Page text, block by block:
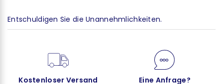
Entschuldigen Sie die Unannehmlichkeiten.
Kostenloser Versand
Eine Anfrage?